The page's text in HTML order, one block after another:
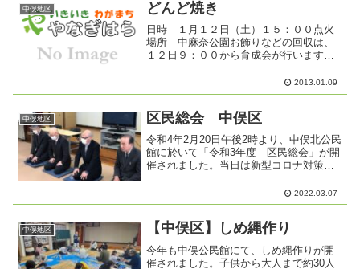
早２０年、懇親会では創立...
中俣地区 どんど焼き
日時 １月１２日（土）１５：００点火
場所 中麻奈公園お飾りなどの回収は、
１２日９：００から育成会が行います玄
2013.01.09
中俣地区 区民総会 中俣区
令和4年2月20日午後2時より、中俣北公民
館に於いて「令和3年度 区民総会」が開
催されました。当日は新型コロナ対策と
名簿記入」「換気」などを徹底し、椅子
の間隔を十分に取り行われました。同日
2022.03.07
中俣地区 【中俣区】しめ縄作り
今年も中俣公民館にて、しめ縄作りが開
催されました。子供から大人まで約30人